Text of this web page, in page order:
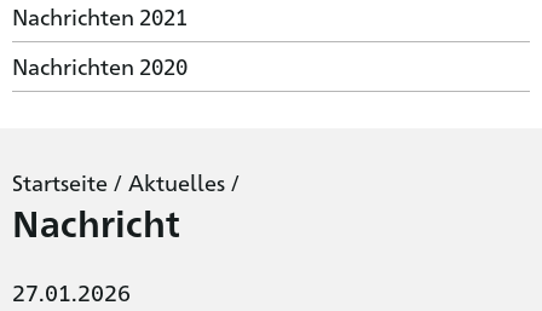
Nachrichten 2021
Nachrichten 2020
Startseite / Aktuelles /
Nachricht
27.01.2026